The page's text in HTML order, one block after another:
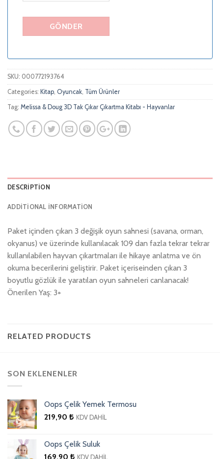
SKU: 000772193764
Categories: Kitap Oyuncak Tüm Ürünler
Tag: Melissa & Doug 3D Tak Çıkar Çıkartma Kitabı - Hayvanlar
DESCRIPTION
ADDITIONAL INFORMATION
Paket içinden çıkan 3 değişik oyun sahnesi (savana, orman,
okyanus) ve üzerinde kullanılacak 109 dan fazla tekrar tekrar
kullanılabilen hayvan çıkartmaları ile hikaye anlatma ve ön
okuma becerilerini geliştirir. Paket içeriseinden çıkan 3
boyutlu gözlük ile yaratılan oyun sahneleri canlanacak!
Önerilen Yaş: 3+
RELATED PRODUCTS
SON EKLENENLER
Oops Çelik Yemek Termosu
219,90 ₺ KDV DAHİL
Oops Çelik Suluk
169,90 ₺ KDV DAHİL